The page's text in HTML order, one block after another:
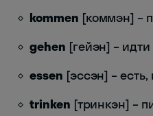
kommen [коммэн] –
gehen [гейэн] – идти
essen [эссэн] –
trinken [тринкэн] –